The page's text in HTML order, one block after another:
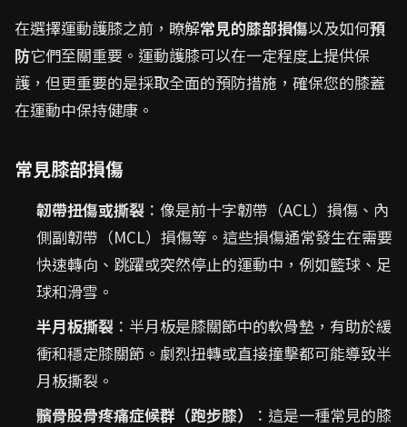
在選擇運動護膝之前，瞭解常見的膝部損傷以及如何預
防它們至關重要。運動護膝可以在一定程度上提供保
護，但更重要的是採取全面的預防措施，確保您的膝蓋
在運動中保持健康。
常見膝部損傷
韌帶扭傷或撕裂 ：像是前十字韌帶（ACL）損傷、內
側副韌帶（MCL）損傷等。這些損傷通常發生在需要
快速轉向、跳躍或突然停止的運動中，例如籃球、足
球和滑雪。
半月板撕裂 ：半月板是膝關節中的軟骨墊，有助於緩
衝和穩定膝關節。劇烈扭轉或直接撞擊都可能導致半
月板撕裂。
髕骨股骨疼痛症候群（跑步膝）
：這是一種常見的膝